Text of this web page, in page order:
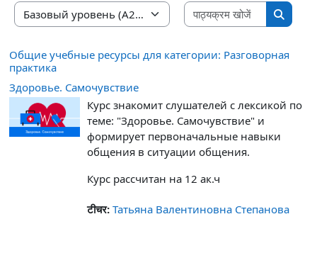
पाठ्यक्रम वर्ग
पाठ्यक्रम
Общие учебные ресурсы для категории: Разговорная
практика
Здоровье. Самочувствие
Курс знакомит слушателей с лексикой по
теме: "Здоровье. Самочувствие" и
формирует первоначальные навыки
общения в ситуации общения.
Курс рассчитан на 12 ак.ч
टीचर: Татьяна Валентиновна Степанова